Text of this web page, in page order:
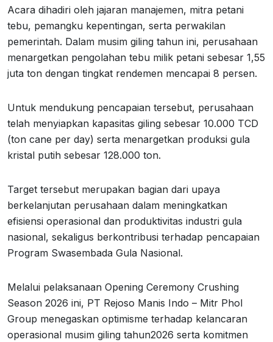
Acara dihadiri oleh jajaran manajemen, mitra petani
tebu, pemangku kepentingan, serta perwakilan
pemerintah. Dalam musim giling tahun ini, perusahaan
menargetkan pengolahan tebu milik petani sebesar 1,55
juta ton dengan tingkat rendemen mencapai 8 persen.
Untuk mendukung pencapaian tersebut, perusahaan
telah menyiapkan kapasitas giling sebesar 10.000 TCD
(ton cane per day) serta menargetkan produksi gula
kristal putih sebesar 128.000 ton.
Target tersebut merupakan bagian dari upaya
berkelanjutan perusahaan dalam meningkatkan
efisiensi operasional dan produktivitas industri gula
nasional, sekaligus berkontribusi terhadap pencapaian
Program Swasembada Gula Nasional.
Melalui pelaksanaan Opening Ceremony Crushing
Season 2026 ini, PT Rejoso Manis Indo – Mitr Phol
Group menegaskan optimisme terhadap kelancaran
operasional musim giling tahun2026 serta komitmen